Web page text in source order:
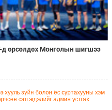
д өрсөлдөх Монголын шигшээ
хууль зүйн болон ёс суртахууны хэм
сэтгэгдэлийг админ устгах